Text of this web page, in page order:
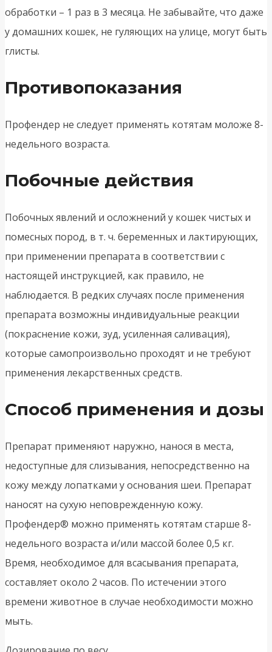
обработки – 1 раз в 3 месяца. Не забывайте, что даже
у домашних кошек, не гуляющих на улице, могут быть
глисты.
Противопоказания
Профендер не следует применять котятам моложе 8-
недельного возраста.
Побочные действия
Побочных явлений и осложнений у кошек чистых и
помесных пород, в т. ч. беременных и лактирующих,
при применении препарата в соответствии с
настоящей инструкцией, как правило, не
наблюдается. В редких случаях после применения
препарата возможны индивидуальные реакции
(покраснение кожи, зуд, усиленная саливация),
которые самопроизвольно проходят и не требуют
применения лекарственных средств.
Способ применения и дозы
Препарат применяют наружно, нанося в места,
недоступные для слизывания, непосредственно на
кожу между лопатками у основания шеи. Препарат
наносят на сухую неповрежденную кожу.
Профендер® можно применять котятам старше 8-
недельного возраста и/или массой более 0,5 кг.
Время, необходимое для всасывания препарата,
составляет около 2 часов. По истечении этого
времени животное в случае необходимости можно
мыть.